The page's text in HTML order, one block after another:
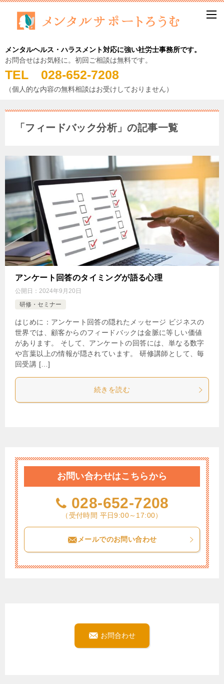
メンタルヘルス・ハラスメント対応に強い社労士事務所です。
お問合せはお気軽に。初回ご相談は無料です。
TEL 028-652-7208
（個人的な内容の無料相談はお受けしておりません）
「フィードバック分析」の記事一覧
アンケート回答のタイミングが語る心理
公開日： 2024年9月20日
研修・セミナー
はじめに：アンケート回答の隠れたメッセージ ビジネスの
世界では、顧客からのフィードバックは金脈に等しい価値
があります。 そして、アンケートの回答には、単なる数字
や言葉以上の情報が隠されています。 研修講師として、毎
回受講 […]
続きを読む
お問い合わせはこちらから
028-652-7208
（受付時間 平日9:00～17:00）
メールでのお問い合わせ
お問合わせ